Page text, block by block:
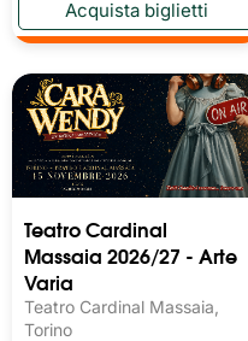
Teatro Cardinal
Massaia 2026/27 - Arte
Varia
Teatro Cardinal Massaia,
Torino